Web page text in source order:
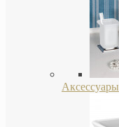
Аксессуары